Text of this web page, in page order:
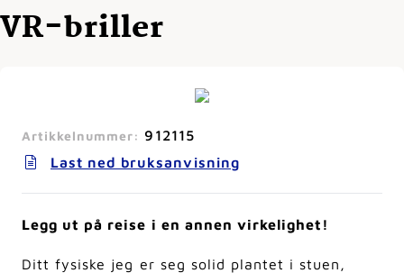
VR-briller
Artikkelnummer: 912115
Last ned bruksanvisning
Legg ut på reise i en annen virkelighet!
Ditt fysiske jeg er seg solid plantet i stuen,